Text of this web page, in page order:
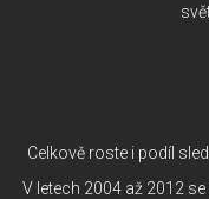
Celkově roste i podíl
V letech 2004 až 2012